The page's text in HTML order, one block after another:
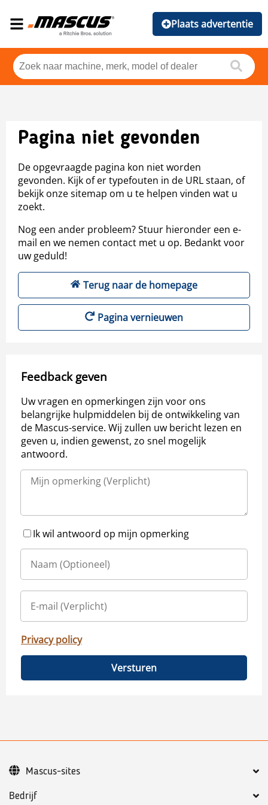
Plaats advertentie
Pagina niet gevonden
De opgevraagde pagina kon niet worden
gevonden. Kijk of er typefouten in de URL staan, of
bekijk onze sitemap om u te helpen vinden wat u
zoekt.
Nog een ander probleem? Stuur hieronder een e-
mail en we nemen contact met u op. Bedankt voor
uw geduld!
Terug naar de homepage
Pagina vernieuwen
Feedback geven
Uw vragen en opmerkingen zijn voor ons
belangrijke hulpmiddelen bij de ontwikkeling van
de Mascus-service. Wij zullen uw bericht lezen en
geven u, indien gewenst, zo snel mogelijk
antwoord.
Ik wil antwoord op mijn opmerking
Privacy policy
Versturen
Bedrijf
Mascus-sites